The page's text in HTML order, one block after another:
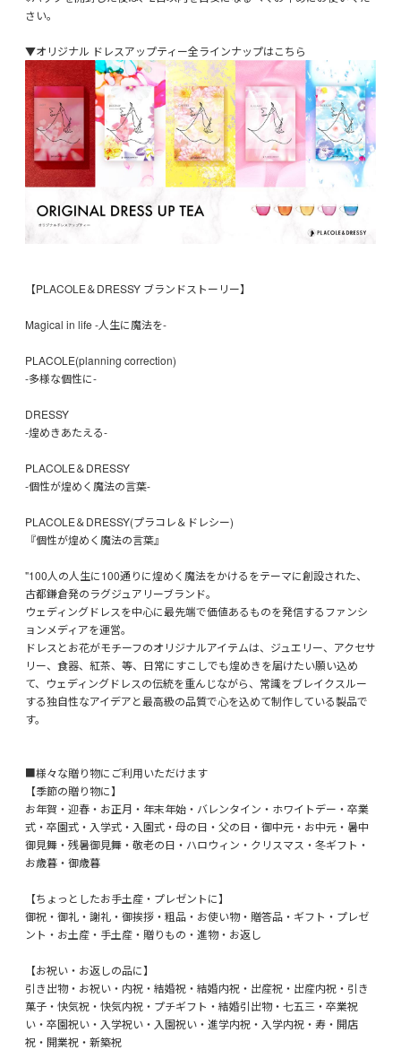
さい。
▼オリジナル ドレスアップティー全ラインナップはこちら
【PLACOLE＆DRESSY ブランドストーリー】
Magical in life -人生に魔法を-
PLACOLE(planning correction)
-多様な個性に-
DRESSY
-煌めきあたえる-
PLACOLE＆DRESSY
-個性が煌めく魔法の言葉-
PLACOLE＆DRESSY(プラコレ＆ドレシー)
『個性が煌めく魔法の言葉』
"100人の人生に100通りに煌めく魔法をかけるをテーマに創設された、
古都鎌倉発のラグジュアリーブランド。
ウェディングドレスを中心に最先端で価値あるものを発信するファンシ
ョンメディアを運営。
ドレスとお花がモチーフのオリジナルアイテムは、ジュエリー、アクセサ
リー、食器、紅茶、等、日常にすこしでも煌めきを届けたい願い込め
て、ウェディングドレスの伝統を重んじながら、常識をブレイクスルー
する独自性なアイデアと最高級の品質で心を込めて制作している製品で
す。
■様々な贈り物にご利用いただけます
【季節の贈り物に】
お年賀・迎春・お正月・年末年始・バレンタイン・ホワイトデー・卒業
式・卒園式・入学式・入園式・母の日・父の日・御中元・お中元・暑中
御見舞・残暑御見舞・敬老の日・ハロウィン・クリスマス・冬ギフト・
お歳暮・御歳暮
【ちょっとしたお手土産・プレゼントに】
御祝・御礼・謝礼・御挨拶・粗品・お使い物・贈答品・ギフト・プレゼ
ント・お土産・手土産・贈りもの・進物・お返し
【お祝い・お返しの品に】
引き出物・お祝い・内祝・結婚祝・結婚内祝・出産祝・出産内祝・引き
菓子・快気祝・快気内祝・プチギフト・結婚引出物・七五三・卒業祝
い・卒園祝い・入学祝い・入園祝い・進学内祝・入学内祝・寿・開店
祝・開業祝・新築祝